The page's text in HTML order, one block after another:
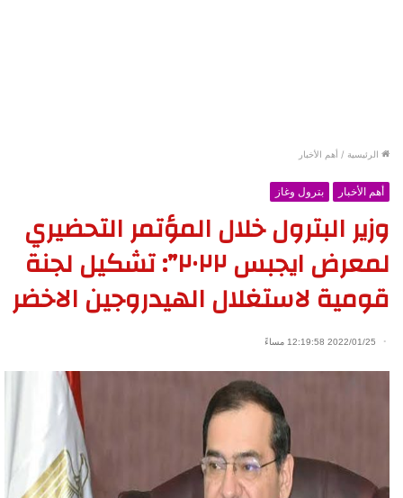
الرئيسية / أهم الأخبار
أهم الأخبار بترول وغاز
وزير البترول خلال المؤتمر التحضيري
لمعرض ايجبس ٢٠٢٢”: تشكيل لجنة
قومية لاستغلال الهيدروجين الاخضر
2022/01/25 12:19:58 مساءً